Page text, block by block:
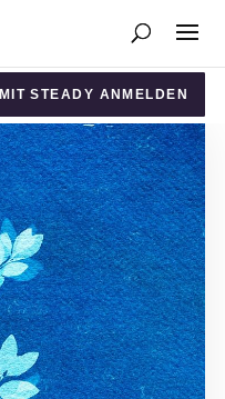
MIT STEADY ANMELDEN